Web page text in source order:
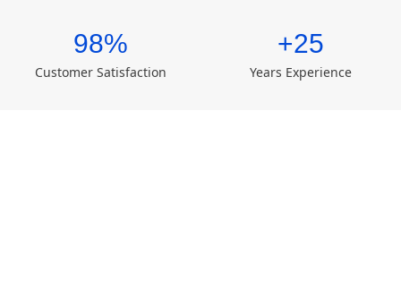
25+
Years Experience
98%
Customer Satisfaction